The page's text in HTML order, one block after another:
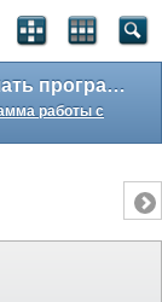
рекламы
Список задач, которые должна решать программа работы с ЕГАИС
работы с